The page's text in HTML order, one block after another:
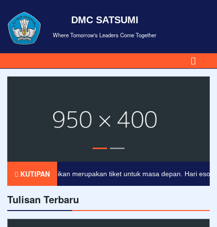
DMC SATSUMI
Where Tomorrow's Leaders Come Together
KUTIPAN
Pendidikan merupakan tiket untuk masa depan. Hari esok
Tulisan Terbaru